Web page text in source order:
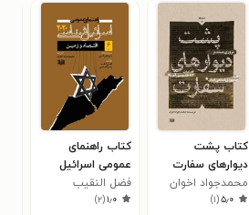
کتاب پشت
دیوارهای سفارت
محمدجواد اخوان
۵٫۰(۱)
کتاب راهنمای
عمومی اسرائیل
ششم)
فضل النقیب
۱٫۰(۲)